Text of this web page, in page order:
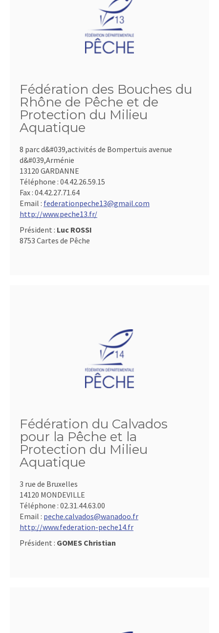
Fédération des Bouches du
Rhône de Pêche et de
Protection du Milieu
Aquatique
8 parc d&#039,activités de Bompertuis avenue
d&#039,Arménie
13120 GARDANNE
Téléphone : 04.42.26.59.15
Fax : 04.42.27.71.64
Email : federationpeche13@gmail.com
http://www.peche13.fr/
Président : Luc ROSSI
8753 Cartes de Pêche
Fédération du Calvados
pour la Pêche et la
Protection du Milieu
Aquatique
3 rue de Bruxelles
14120 MONDEVILLE
Téléphone : 02.31.44.63.00
Email : peche.calvados@wanadoo.fr
http://www.federation-peche14.fr
Président : GOMES Christian